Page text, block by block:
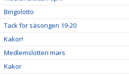
Bingolotto
Tack för säsongen 19-20
Kakor!
Medlemslotteri mars
Kakor